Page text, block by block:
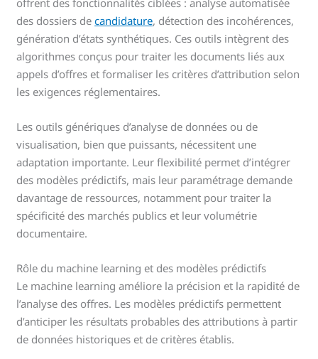
des dossiers decandidature, détection des incohérences,
génération d’états synthétiques. Ces outils intègrent des
algorithmes conçus pour traiter les documents liés aux
appels d’offres et formaliser les critères d’attribution selon
les exigences réglementaires.
Les outils génériques d’analyse de données ou de
visualisation, bien que puissants, nécessitent une
adaptation importante. Leur flexibilité permet d’intégrer
des modèles prédictifs, mais leur paramétrage demande
davantage de ressources, notamment pour traiter la
spécificité des marchés publics et leur volumétrie
documentaire.
Rôle du machine learning et des modèles prédictifs
Le machine learning améliore la précision et la rapidité de
l’analyse des offres. Les modèles prédictifs permettent
d’anticiper les résultats probables des attributions à partir
de données historiques et de critères établis.